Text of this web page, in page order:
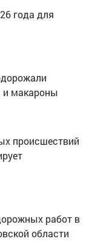
года для
и макароны
происшествий
работ в
области